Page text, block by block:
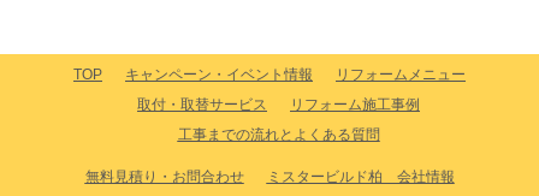
TOP キャンペーン・イベント情報
リフォームメニュー
取付・取替サービス
リフォーム施工事例
工事までの流れとよくある質問
無料見積り・お問合わせ ミスタービルド柏 会社情報